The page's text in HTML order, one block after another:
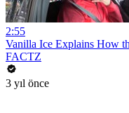
2:55
Vanilla Ice Explains How
FACTZ
3 yıl önce